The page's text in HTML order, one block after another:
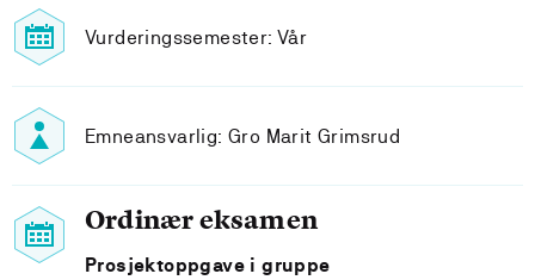
Vurderingssemester: Vår
Emneansvarlig: Gro Marit Grimsrud
Ordinær eksamen
Prosjektoppgave i gruppe